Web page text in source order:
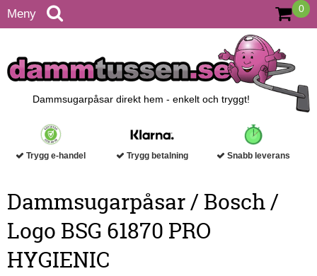
Meny 0
Dammsugarpåsar direkt hem - enkelt och tryggt!
Trygg e-handel Trygg betalning Snabb leverans
Dammsugarpåsar / Bosch /
Logo BSG 61870 PRO
HYGIENIC